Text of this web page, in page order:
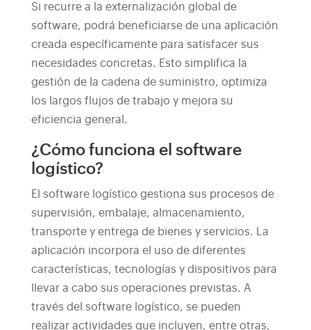
Si recurre a la externalización global de
software, podrá beneficiarse de una aplicación
creada específicamente para satisfacer sus
necesidades concretas. Esto simplifica la
gestión de la cadena de suministro, optimiza
los largos flujos de trabajo y mejora su
eficiencia general.
¿Cómo funciona el software
logístico?
El software logístico gestiona sus procesos de
supervisión, embalaje, almacenamiento,
transporte y entrega de bienes y servicios. La
aplicación incorpora el uso de diferentes
características, tecnologías y dispositivos para
llevar a cabo sus operaciones previstas. A
través del software logístico, se pueden
realizar actividades que incluyen, entre otras,